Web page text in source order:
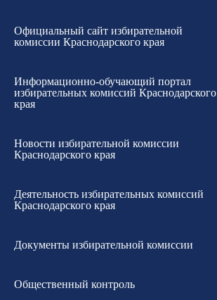
Официальный сайт избирательной
комиссии Краснодарского края
Информационно-обучающий портал
избирательных комиссий Краснодарского
края
Новости избирательной комиссии
Краснодарского края
Деятельность избирательных комиссий
Краснодарского края
Документы избирательной комиссии
Общественный контроль